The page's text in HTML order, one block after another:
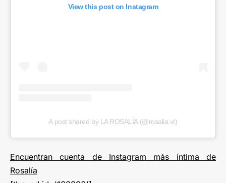
View this post on Instagram
A post shared by LA ROSALÍA (@rosalia.vt)
Encuentran cuenta de Instagram más íntima de
Rosalía